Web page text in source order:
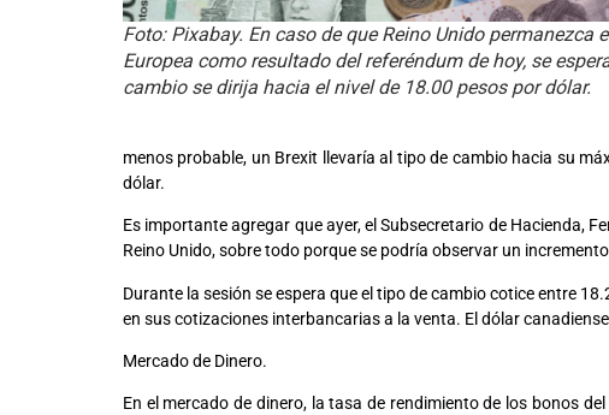
Foto: Pixabay. En caso de que Reino Unido permanezca
Europea como resultado del referéndum de hoy, se
cambio se dirija hacia el nivel de 18.00 pesos por dólar.
menos probable, un Brexit llevaría al tipo de cambio hacia su
dólar.
Es importante agregar que ayer, el Subsecretario de Hacienda,
Reino Unido, sobre todo porque se podría observar un
Durante la sesión se espera que el tipo de cambio cotice entre
en sus cotizaciones interbancarias a la venta. El dólar
Mercado de Dinero.
En el mercado de dinero, la tasa de rendimiento de los bonos